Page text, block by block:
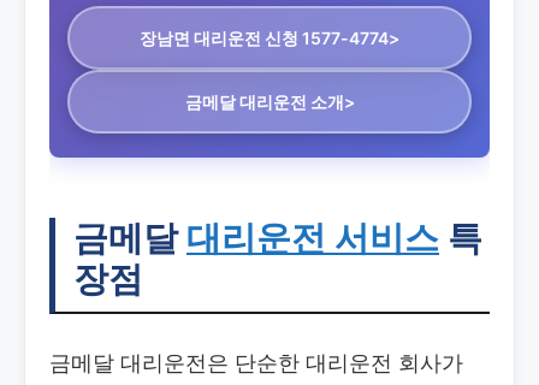
장남면 대리운전 신청 1577-4774>
금메달 대리운전 소개>
금메달 대리운전 서비스 특
장점
금메달 대리운전은 단순한 대리운전 회사가